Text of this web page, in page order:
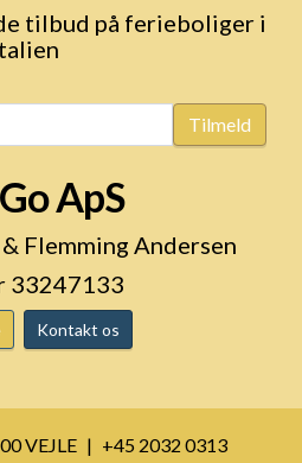
tilbud på ferieboliger i
Tilmeld
ApS
Flemming Andersen
33247133
Kontakt os
VEJLE
+45 2032 0313